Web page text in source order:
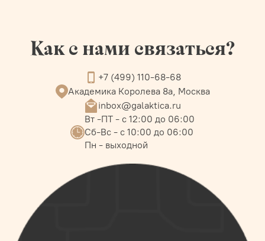
Как с нами связаться?
+7 (499) 110-68-68
Академика Королева 8а, Москва
inbox@galaktica.ru
Вт -ПТ - с 12:00 до 06:00
Сб-Вс - с 10:00 до 06:00
Пн - выходной